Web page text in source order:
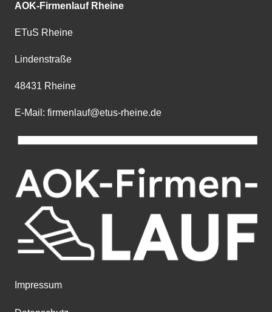
AOK-Firmenlauf Rheine
ETuS Rheine
Lindenstraße
48431 Rheine
E-Mail: firmenlauf@etus-rheine.de
Impressum